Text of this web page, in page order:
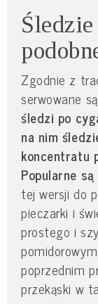
Zgodnie z
serwowane
śledzi po
na nim
koncentratu
Popularne
tej wersji do
pieczarki i
prostego i
poprzednim
przekąski w